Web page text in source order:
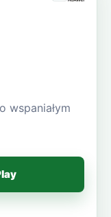
wspaniałym